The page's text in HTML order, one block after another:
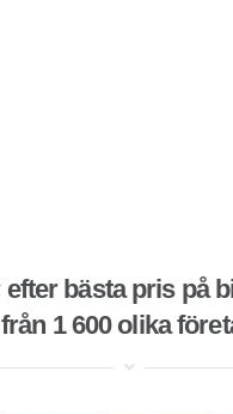
efter bästa pris på
från 1 600 olika